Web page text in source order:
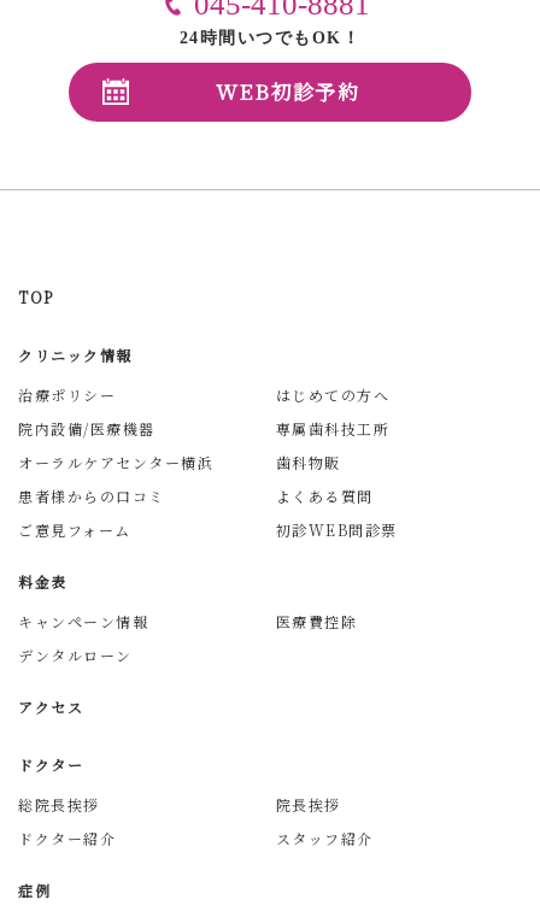
24時間いつでもOK！
WEB初診予約
TOP
クリニック情報
治療ポリシー
はじめての方へ
院内設備/医療機器
専属歯科技工所
オーラルケアセンター横浜
歯科物販
患者様からの口コミ
よくある質問
ご意見フォーム
初診WEB問診票
料金表
キャンペーン情報
医療費控除
デンタルローン
アクセス
ドクター
総院長挨拶
院長挨拶
ドクター紹介
スタッフ紹介
症例